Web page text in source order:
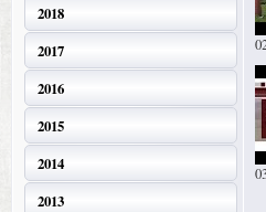
2018
2017
2016
2015
2014
2013